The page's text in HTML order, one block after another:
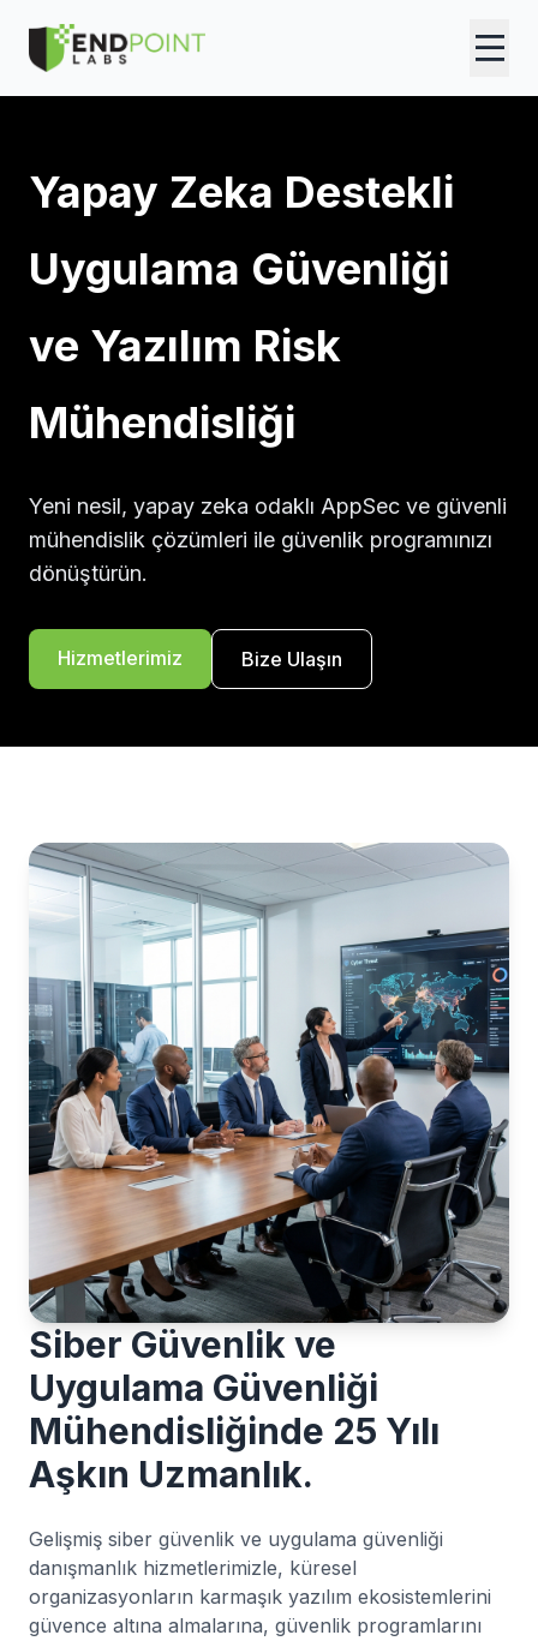
Yapay Zeka Destekli
Uygulama Güvenliği
ve Yazılım Risk
Mühendisliği
Yeni nesil, yapay zeka odaklı AppSec ve güvenli
mühendislik çözümleri ile güvenlik programınızı
dönüştürün.
Hizmetlerimiz Bize Ulaşın
Siber Güvenlik ve
Uygulama Güvenliği
Mühendisliğinde 25 Yılı
Aşkın Uzmanlık.
Gelişmiş siber güvenlik ve uygulama güvenliği
danışmanlık hizmetlerimizle, küresel
organizasyonların karmaşık yazılım ekosistemlerini
güvence altına almalarına, güvenlik programlarını